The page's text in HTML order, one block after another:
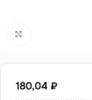
180,04 ₽